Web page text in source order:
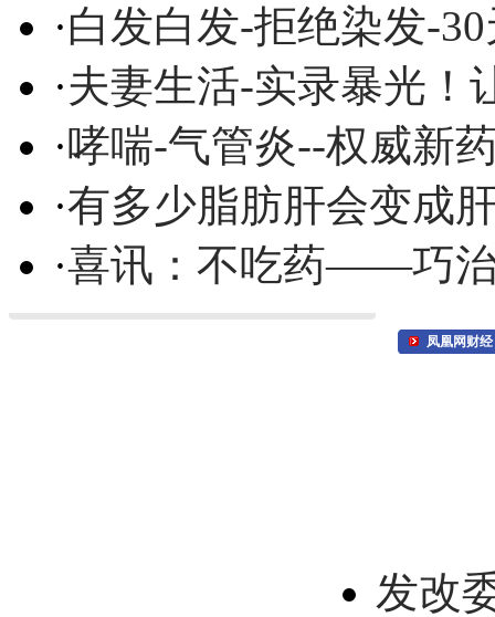
·白发白发-拒绝染发-
·夫妻生活-实录暴光！
·哮喘-气管炎--权威新
·有多少脂肪肝会变成
·喜讯：不吃药——巧
凤凰网财经
发改